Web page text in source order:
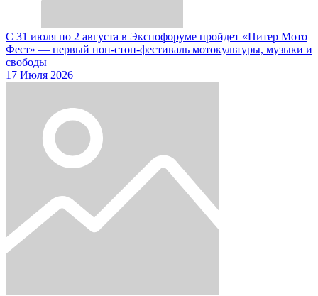
С 31 июля по 2 августа в Экспофоруме пройдет «Питер Мото
Фест» — первый нон-стоп-фестиваль мотокультуры, музыки и
свободы
17 Июля 2026